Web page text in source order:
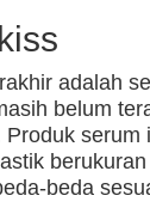
adalah
belum
Produk serum
beda